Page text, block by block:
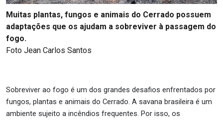
Muitas plantas, fungos e animais do Cerrado possuem
adaptações que os ajudam a sobreviver à passagem do
fogo.
Foto Jean Carlos Santos
Sobreviver ao fogo é um dos grandes desafios enfrentados por
fungos, plantas e animais do Cerrado. A savana brasileira é um
ambiente sujeito a incêndios frequentes. Por isso, os